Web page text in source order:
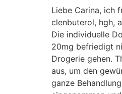
Liebe Cari­na, ich
clenbuterol, hgh,
Die individuelle
20mg befriedigt
Drogerie gehen.
aus, um den
ganze